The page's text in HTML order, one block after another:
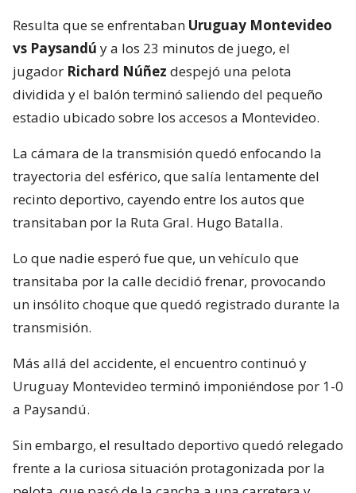
Resulta que se enfrentaban Uruguay Montevideo
vs Paysandú y a los 23 minutos de juego, el
jugador Richard Núñez despejó una pelota
dividida y el balón terminó saliendo del pequeño
estadio ubicado sobre los accesos a Montevideo.
La cámara de la transmisión quedó enfocando la
trayectoria del esférico, que salía lentamente del
recinto deportivo, cayendo entre los autos que
transitaban por la Ruta Gral. Hugo Batalla.
Lo que nadie esperó fue que, un vehículo que
transitaba por la calle decidió frenar, provocando
un insólito choque que quedó registrado durante la
transmisión.
Más allá del accidente, el encuentro continuó y
Uruguay Montevideo terminó imponiéndose por 1-0
a Paysandú.
Sin embargo, el resultado deportivo quedó relegado
frente a la curiosa situación protagonizada por la